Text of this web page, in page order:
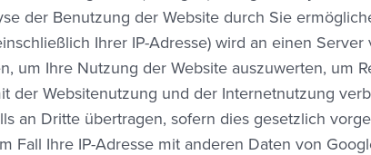
der Benutzung der Website durch Sie
Ihrer IP-Adresse) wird an einen
um Ihre Nutzung der Website auszuwerten, um
Websitenutzung und der Internetnutzung
an Dritte übertragen, sofern dies gesetzlich
Ihre IP-Adresse mit anderen Daten von